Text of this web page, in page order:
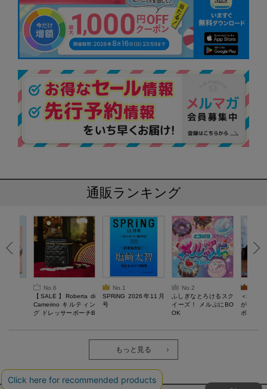
通販ランキング
No.6
【SALE】Roberta di
Camerino キルティン
グ ドレッサーポーチB
No.1
SPRiNG 2026年11月
号
No.2
ふしぎなとろけるスク
イーズ！ メルぷにBO
OK
＜SALE
がある
ポーチ
もっと見る